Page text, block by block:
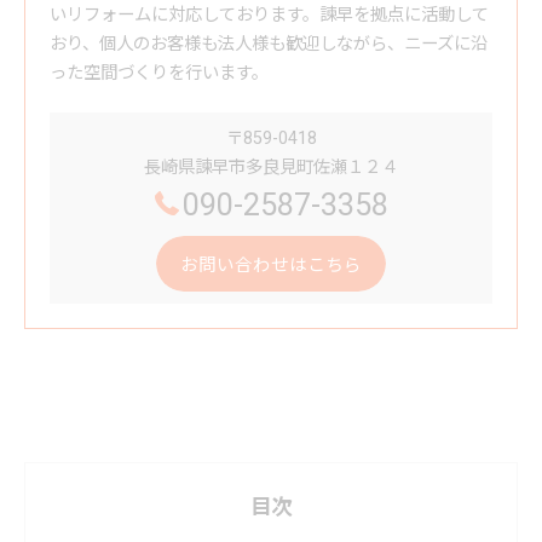
いリフォームに対応しております。諫早を拠点に活動して
おり、個人のお客様も法人様も歓迎しながら、ニーズに沿
った空間づくりを行います。
〒859-0418
長崎県諫早市多良見町佐瀬１２４
090-2587-3358
お問い合わせはこちら
目次